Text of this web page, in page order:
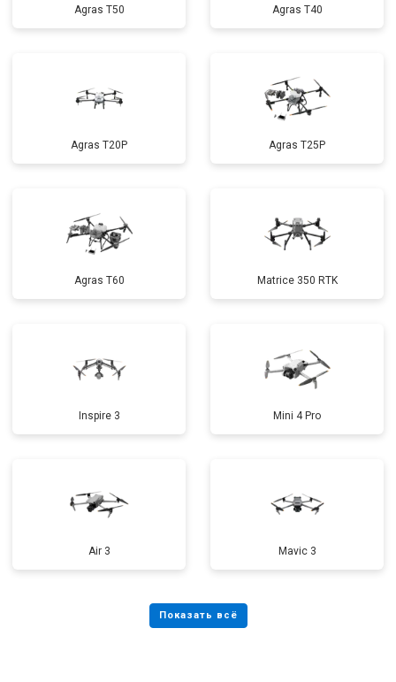
Agras T50 Agras T40
Agras T20P Agras T25P
Agras T60 Matrice 350 RTK
Inspire 3 Mini 4 Pro
Air 3 Mavic 3